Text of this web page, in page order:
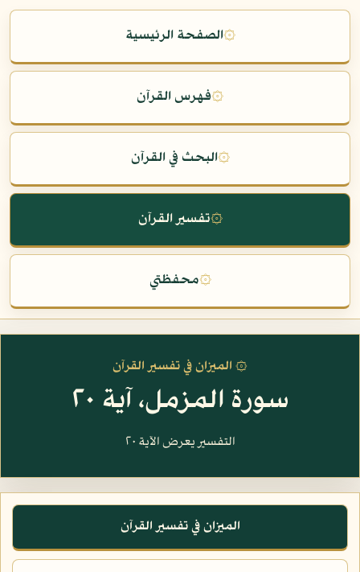
۞الصفحة الرئيسية
۞فهرس القرآن
۞البحث في القرآن
۞تفسير القرآن
۞محفظتي
۞ الميزان في تفسير القرآن
سورة المزمل، آية ٢٠
التفسير يعرض الآية ٢٠
الميزان في تفسير القرآن